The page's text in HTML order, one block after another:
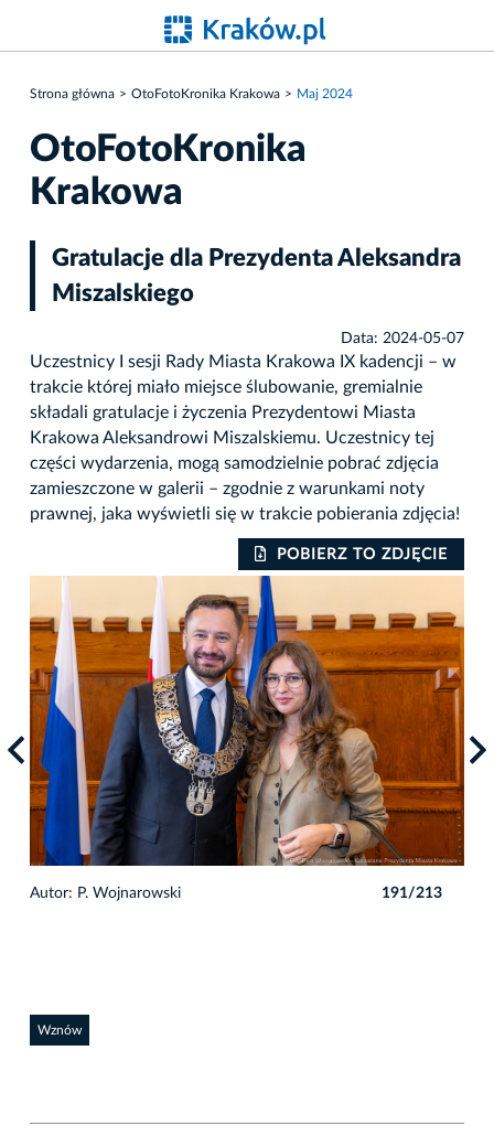
Strona główna OtoFotoKronika Krakowa Maj 2024
OtoFotoKronika
Krakowa
Gratulacje dla Prezydenta Aleksandra
Miszalskiego
Data: 2024-05-07
Uczestnicy I sesji Rady Miasta Krakowa IX kadencji – w
trakcie której miało miejsce ślubowanie, gremialnie
składali gratulacje i życzenia Prezydentowi Miasta
Krakowa Aleksandrowi Miszalskiemu. Uczestnicy tej
części wydarzenia, mogą samodzielnie pobrać zdjęcia
zamieszczone w galerii – zgodnie z warunkami noty
prawnej, jaka wyświetli się w trakcie pobierania zdjęcia!
POBIERZ TO ZDJĘCIE
Autor: P. Wojnarowski 191/213
Wznów